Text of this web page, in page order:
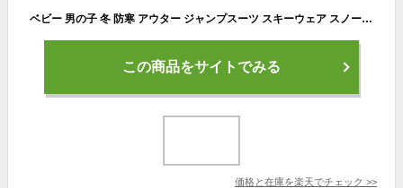
ベビー 男の子 冬 防寒 アウター ジャンプスーツ スキーウェア スノーウェア カバーオール つなぎ スノーコンビ 中綿 子ども 雪遊び
この商品をサイトでみる
価格と在庫を楽天でチェック >>